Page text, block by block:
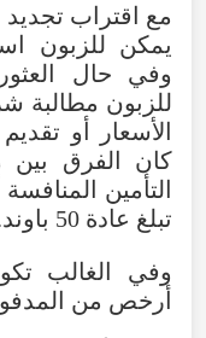
مع اقتراب تجديد
يمكن للزبون
وفي حال
للزبون مطالبة
الأسعار أو
كان الفرق
التأمين
تبلغ عادة 50 باوند.
وفي الغالب
أرخص من